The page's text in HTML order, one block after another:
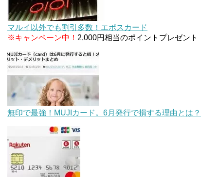
マルイ以外でも割引多数！エポスカード
※キャンペーン中！ 2,000円相当のポイントプレゼント
無印で最強！MUJIカード。6月発行で損する理由とは？